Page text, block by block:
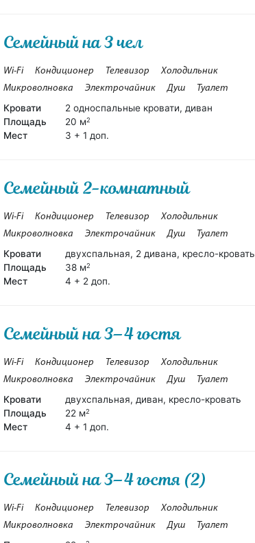
Семейный на 3 чел
Wi-Fi Кондиционер Телевизор
Холодильник
Микроволновка
Электрочайник Душ Туалет
Кровати
2 односпальные кровати, диван
Площадь
20 м2
Мест 3 + 1 доп.
Семейный 2-комнатный
Wi-Fi Кондиционер Телевизор
Холодильник
Микроволновка
Электрочайник Душ Туалет
Кровати
двухспальная, 2 дивана, кресло-кровать
Площадь
38 м2
Мест 4 + 2 доп.
Семейный на 3–4 гостя
Wi-Fi Кондиционер Телевизор
Холодильник
Микроволновка
Электрочайник Душ Туалет
Кровати
двухспальная, диван, кресло-кровать
Площадь
22 м2
Мест 4 + 1 доп.
Семейный на 3–4 гостя (2)
Wi-Fi Кондиционер Телевизор
Холодильник
Микроволновка
Электрочайник Душ Туалет